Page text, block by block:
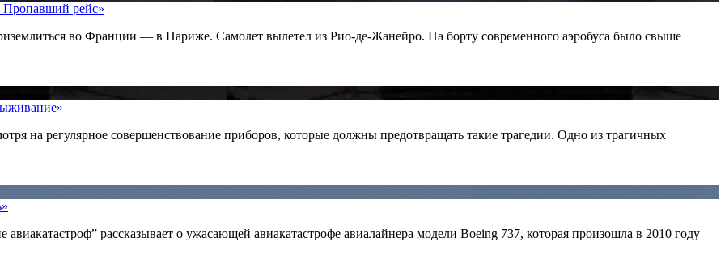
Пропавший рейс»
во Франции — в Париже. Самолет вылетел из Рио-де-Жанейро. На борту современного аэробуса было свыше
на регулярное совершенствование приборов, которые должны предотвращать такие трагедии. Одно из трагичных
авиакатастроф” рассказывает о ужасающей авиакатастрофе авиалайнера модели Boeing 737, которая произошла в 2010 году